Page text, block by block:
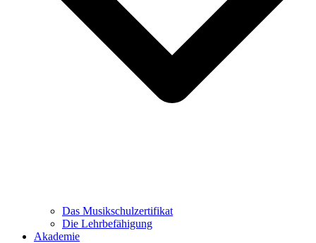
Das Musikschulzertifikat
Die Lehrbefähigung
Akademie